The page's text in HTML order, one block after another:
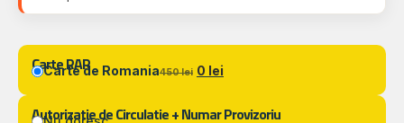
Carte RAR
Carte de Romania450 lei 0 lei
Autorizatie de Circulatie + Numar Provizoriu